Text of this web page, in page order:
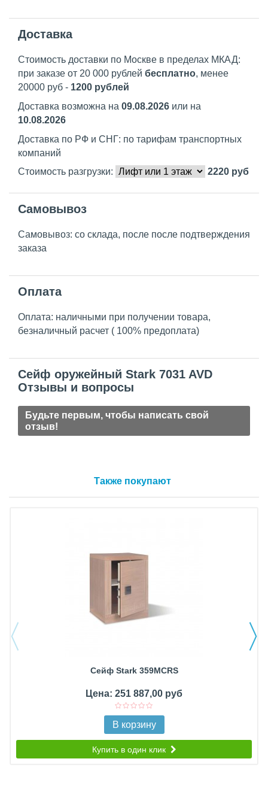
Доставка
Стоимость доставки по Москве в пределах МКАД:
при заказе от 20 000 рублей бесплатно, менее
20000 руб - 1200 рублей
Доставка возможна на 09.08.2026 или на
10.08.2026
Доставка по РФ и СНГ: по тарифам транспортных
компаний
Стоимость разгрузки:
2220 руб
Самовывоз
Самовывоз: со склада, после после подтверждения
заказа
Оплата
Оплата: наличными при получении товара,
безналичный расчет ( 100% предоплата)
Сейф оружейный Stark 7031 AVD
Отзывы и вопросы
Будьте первым, чтобы написать свой
отзыв!
Также покупают
Сейф Stark 359MCRS
Цена: 251 887,00 руб
В корзину
Купить в один клик